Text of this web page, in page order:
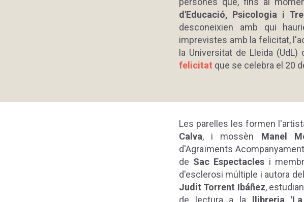
d'Educació, Psicologia i
desconeixien amb qui
imprevistes amb la felicitat,
la Universitat de Lleida (UdL)
felicitat que se celebra el 20
Les parelles les formen
Calva, i mossèn Manel
d'Agraïments Acompanyament
de Sac Espectacles i
d'esclerosi múltiple i autora
Judit Torrent Ibáñez,
de lectura a la llibreria